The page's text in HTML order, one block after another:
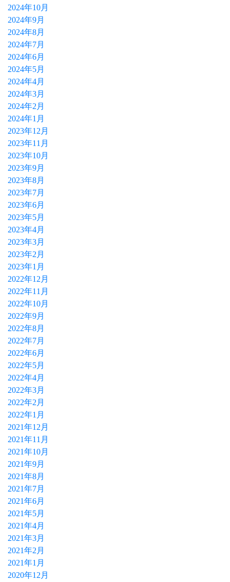
2024年10月
2024年9月
2024年8月
2024年7月
2024年6月
2024年5月
2024年4月
2024年3月
2024年2月
2024年1月
2023年12月
2023年11月
2023年10月
2023年9月
2023年8月
2023年7月
2023年6月
2023年5月
2023年4月
2023年3月
2023年2月
2023年1月
2022年12月
2022年11月
2022年10月
2022年9月
2022年8月
2022年7月
2022年6月
2022年5月
2022年4月
2022年3月
2022年2月
2022年1月
2021年12月
2021年11月
2021年10月
2021年9月
2021年8月
2021年7月
2021年6月
2021年5月
2021年4月
2021年3月
2021年2月
2021年1月
2020年12月